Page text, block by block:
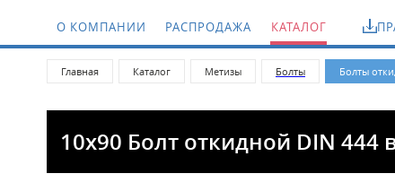
О КОМПАНИИ РАСПРОДАЖА КАТАЛОГ
Главная Каталог Метизы Болты Болты
10x90 Болт откидной DIN 444